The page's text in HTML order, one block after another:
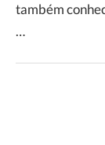
também
…